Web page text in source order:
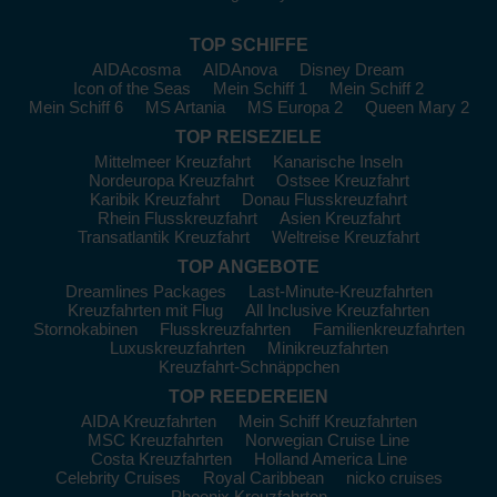
Mit 6 Schiffen bieten 3 nach Westmexiko an.
exklusive Atmosphäre und außergewöhnlichen Service.
Abfahrtsorte sind häufig
Long Beach
oder Miami.
Hapag Lloyd:Diese Reederei verfügt über 5 Schiffe, von
denen eines nach Westmexiko fährt. DieEUROPA 2
bekannt für ihre eleganten Suiten und hohen Standard eines
Luxusschiffs. Abfahrtshäfen sind Los Angeles oderColón
Die besten Häfen in Westmexiko
und ihre Angebote
Bei einer Kreuzfahrt nach Westmexiko werden Sie einige der
besten Häfen besuchen, die diese Region zu bieten hat:
Cabo San Lucas:Berühmt für seine beeindruckenden
Felsformationen und das lebendige Nachtleben. Machen Sie
wunderschönen Stränden. Lokale Restaurants bieten frische
Meeresfrüchte und authentische mexikanische Küche.
Puerto Vallarta:Diese charmante Stadt ist bekannt für ihre
umwerfenden Strände und lebendige Kultur. Besuchen Sie die
TOP SCHIFFE
AIDAcosma
AIDAnova
Disney Dream
Icon of the Seas
Mein Schiff 1
Mein Schiff 2
Mein Schiff 6
MS Artania MS Europa 2
Queen Mary 2
TOP REISEZIELE
Mittelmeer Kreuzfahrt
Kanarische Inseln
Nordeuropa Kreuzfahrt
Ostsee Kreuzfahrt
Karibik Kreuzfahrt
Donau Flusskreuzfahrt
Rhein Flusskreuzfahrt
Asien Kreuzfahrt
Transatlantik Kreuzfahrt
Weltreise Kreuzfahrt
TOP ANGEBOTE
Dreamlines Packages
Last-Minute-Kreuzfahrten
Kreuzfahrten mit Flug
All Inclusive Kreuzfahrten
Stornokabinen
Flusskreuzfahrten
Familienkreuzfahrten
Luxuskreuzfahrten
Minikreuzfahrten
Kreuzfahrt-Schnäppchen
TOP REEDEREIEN
AIDA Kreuzfahrten
Mein Schiff Kreuzfahrten
MSC Kreuzfahrten
Norwegian Cruise Line
Costa Kreuzfahrten
Holland America Line
Celebrity Cruises
Royal Caribbean
nicko cruises